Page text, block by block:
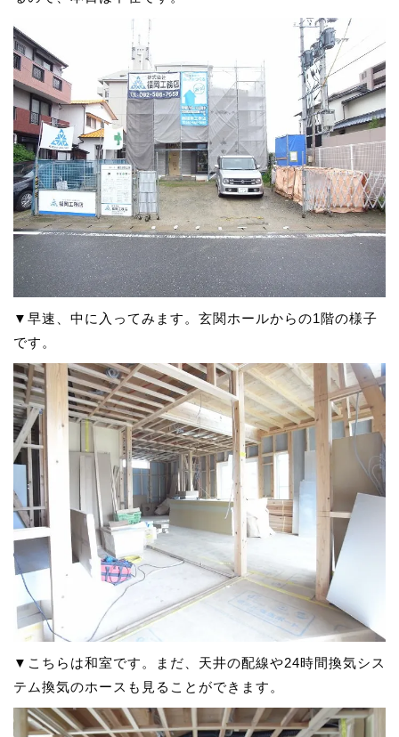
▼早速、中に入ってみます。玄関ホールからの1階の様子
です。
▼こちらは和室です。まだ、天井の配線や24時間換気シス
テム換気のホースも見ることができます。